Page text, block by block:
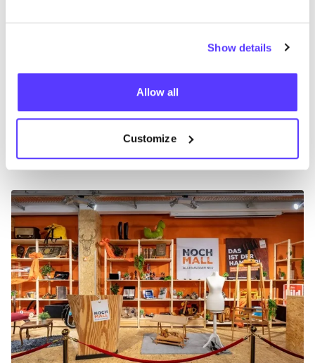
Show details
Allow all
Customize
deReS­ha­re win­kels, geves­tigd in15ver­schil­len­de
ste­den, zoals Den Haag, Nij­me­gen, Til­burg, Rot­ter­dam,
onge­wens­te cadeaus bij­voor­beeld bij het unie­ke,
twee­de­hands waren­huisNoch­mallin
ofFair­haus Flin­gerninDüs­sel­dorf.